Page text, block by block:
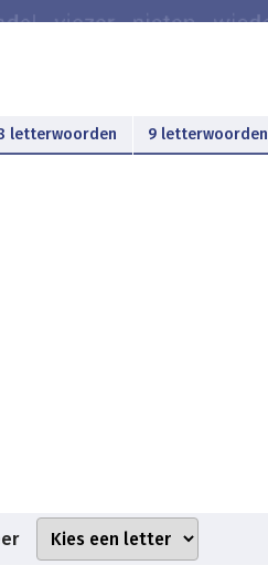
letterwoorden 9 letterwoorden